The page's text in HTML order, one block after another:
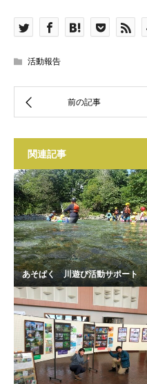
活動報告
関連記事
あそぱく 川遊び活動サポート